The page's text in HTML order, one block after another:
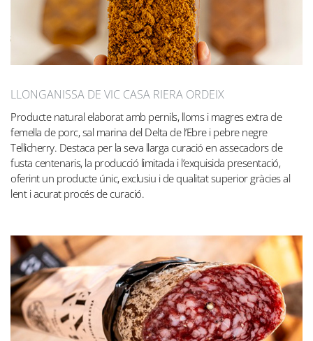
LLONGANISSA DE VIC CASA RIERA ORDEIX
Producte natural elaborat amb pernils, lloms i magres extra de
femella de porc, sal marina del Delta de l’Ebre i pebre negre
Tellicherry. Destaca per la seva llarga curació en assecadors de
fusta centenaris, la producció limitada i l’exquisida presentació,
oferint un producte únic, exclusiu i de qualitat superior gràcies al
lent i acurat procés de curació.